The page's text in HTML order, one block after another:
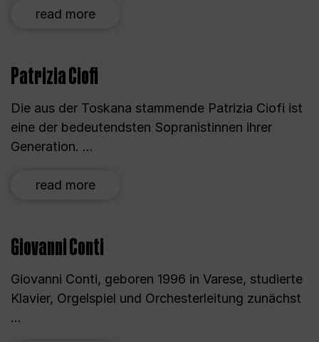
read more
Patrizia Ciofi
Die aus der Toskana stammende Patrizia Ciofi ist
eine der bedeutendsten Sopranistinnen ihrer
Generation. ...
read more
Giovanni Conti
Giovanni Conti, geboren 1996 in Varese, studierte
Klavier, Orgelspiel und Orchesterleitung zunächst
...